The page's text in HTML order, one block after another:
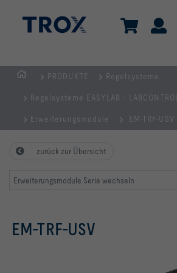
AUSTRIA
| Komponenten,
+
Belüftung
PRODUKTE Regelsysteme
Regelsysteme EASYLAB - LABCONTROL
Erweiterungsmodule EM-TRF-USV
zurück zur Übersicht
Erweiterungsmodule Serie wechseln
EM-TRF-USV